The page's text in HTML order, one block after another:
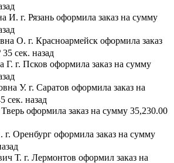
И. г. Рязань оформила заказ на сумму
О. г. Красноармейск оформила заказ
сек. назад
Г. г. Псков оформила заказ на сумму
У. г. Саратов оформила заказ на
сек. назад
оформила заказ на сумму 35,230.00
Оренбург оформила заказ на сумму
Т. г. Лермонтов оформил заказ на